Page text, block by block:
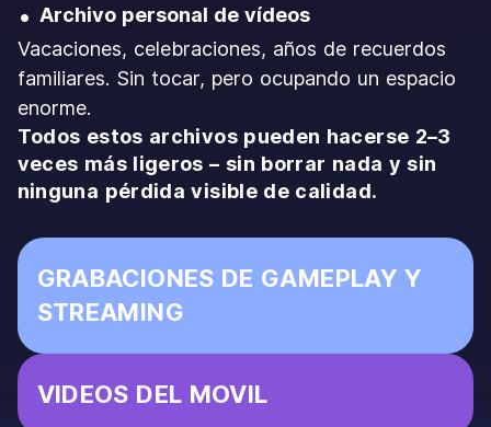
Archivo personal de vídeos
Vacaciones, celebraciones, años de recuerdos
familiares. Sin tocar, pero ocupando un espacio
enorme.
Todos estos archivos pueden hacerse 2–3
veces más ligeros – sin borrar nada y sin
ninguna pérdida visible de calidad.
GRABACIONES DE GAMEPLAY Y
STREAMING
VIDEOS DEL MOVIL